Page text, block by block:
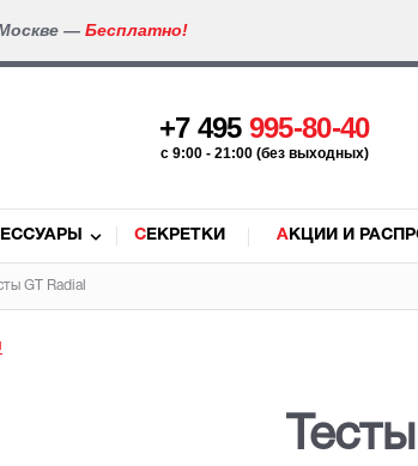
— Бесплатно!
+7 495 995-80-40
c 9:00 - 21:00 (без выходных)
СЕКРЕТКИ АКЦИИ И
GT Radial